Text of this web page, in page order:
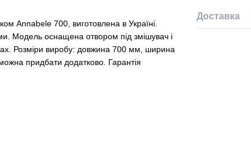
Доставка
Annabele 700, виготовлена в Україні.
Модель оснащена отвором під змішувач і
Розміри виробу: довжина 700 мм, ширина
придбати додатково. Гарантія